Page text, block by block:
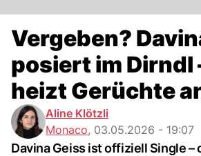
Vergeben?
posiert im Dirndl
heizt Gerüchte
Aline Klötzli
Monaco, 03.05.2026 - 19:07
Davina Geiss ist offiziell Single –